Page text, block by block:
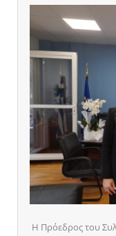
Η Πρόεδρος του